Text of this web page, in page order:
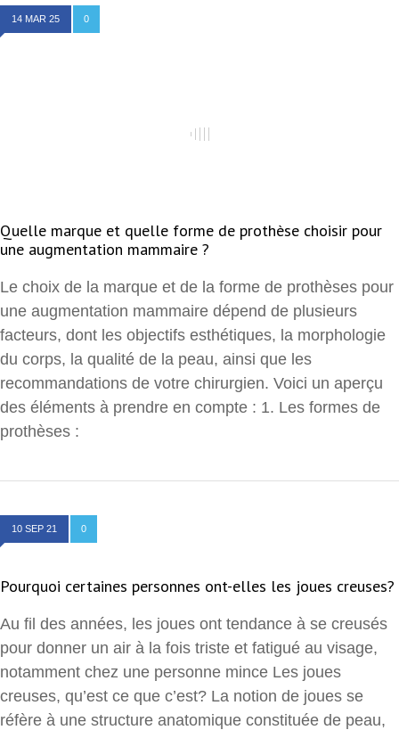
14 MAR 25 0
Quelle marque et quelle forme de prothèse choisir pour
une augmentation mammaire ?
Le choix de la marque et de la forme de prothèses pour
une augmentation mammaire dépend de plusieurs
facteurs, dont les objectifs esthétiques, la morphologie
du corps, la qualité de la peau, ainsi que les
recommandations de votre chirurgien. Voici un aperçu
des éléments à prendre en compte : 1. Les formes de
prothèses :
10 SEP 21 0
Pourquoi certaines personnes ont-elles les joues creuses?
Au fil des années, les joues ont tendance à se creusés
pour donner un air à la fois triste et fatigué au visage,
notamment chez une personne mince Les joues
creuses, qu’est ce que c’est? La notion de joues se
réfère à une structure anatomique constituée de peau,